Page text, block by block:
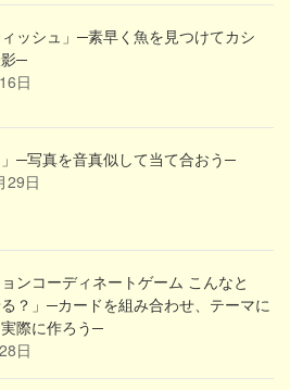
ィッシュ」─素早く魚を見つけてカシ
─
日
」─写真を音真似して当て合おう─
29日
ョンコーディネートゲーム こんなと
？」─カードを組み合わせ、テーマに
際に作ろう─
日